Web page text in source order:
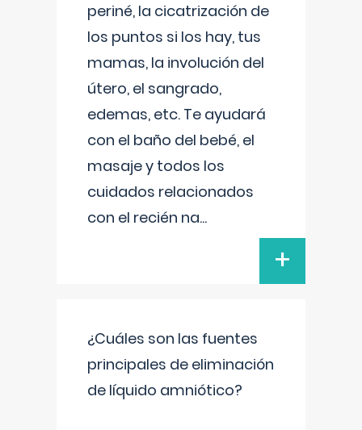
periné, la cicatrización de
los puntos si los hay, tus
mamas, la involución del
útero, el sangrado,
edemas, etc. Te ayudará
con el baño del bebé, el
masaje y todos los
cuidados relacionados
con el recién na...
+
¿Cuáles son las fuentes
principales de eliminación
de líquido amniótico?